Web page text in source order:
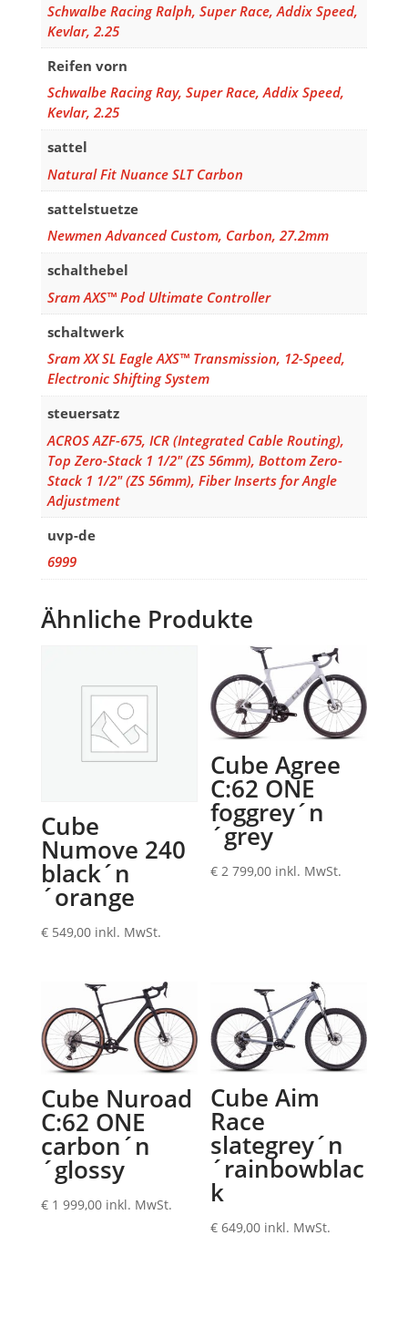
Schwalbe Racing Ralph, Super Race, Addix Speed,
Kevlar, 2.25
Reifen vorn
Schwalbe Racing Ray, Super Race, Addix Speed,
Kevlar, 2.25
sattel
Natural Fit Nuance SLT Carbon
sattelstuetze
Newmen Advanced Custom, Carbon, 27.2mm
schalthebel
Sram AXS™ Pod Ultimate Controller
schaltwerk
Sram XX SL Eagle AXS™ Transmission, 12-Speed,
Electronic Shifting System
steuersatz
ACROS AZF-675, ICR (Integrated Cable Routing),
Top Zero-Stack 1 1/2" (ZS 56mm), Bottom Zero-
Stack 1 1/2" (ZS 56mm), Fiber Inserts for Angle
Adjustment
uvp-de
6999
Ähnliche Produkte
Cube
Numove 240
black´n
´orange
€549,00 inkl. MwSt.
Cube Agree
C:62 ONE
foggrey´n
´grey
€ 2 799,00 inkl. MwSt.
Cube Nuroad
C:62 ONE
carbon´n
´glossy
€1 999,00 inkl. MwSt.
Cube Aim
Race
slategrey´n
´rainbowblac
k
€ 649,00 inkl. MwSt.